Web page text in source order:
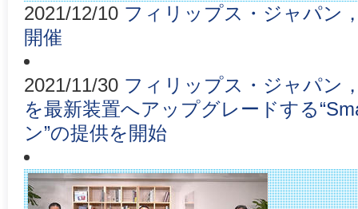
2021/12/10 フィリップス・ジャパン
開催
2021/11/30 フィリップス・ジャパン
を最新装置へアップグレードする
ン”の提供を開始